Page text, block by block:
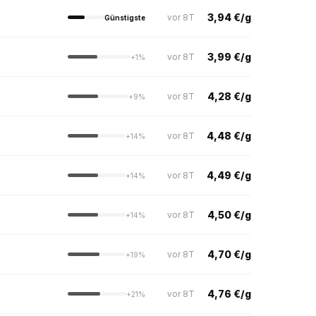
Günstigste vor 8T 3,94 €/g
+1% vor 8T 3,99 €/g
+9% vor 8T 4,28 €/g
+14% vor 8T 4,48 €/g
+14% vor 8T 4,49 €/g
+14% vor 8T 4,50 €/g
+19% vor 8T 4,70 €/g
+21% vor 8T 4,76 €/g